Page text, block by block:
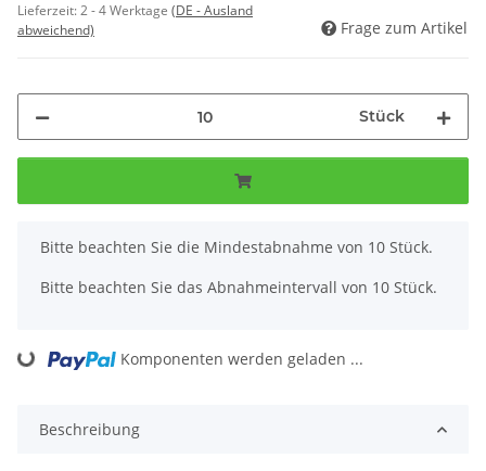
Lieferzeit:2 - 4 Werktage (DE - Ausland
abweichend)
Frage zum Artikel
Stück
x
Bitte beachten Sie die Mindestabnahme von 10 Stück.
Bitte beachten Sie das Abnahmeintervall von 10 Stück.
Loading... Komponenten werden geladen ...
Beschreibung